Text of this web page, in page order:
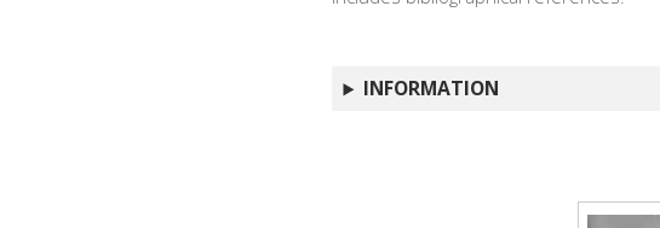
INFORMATION